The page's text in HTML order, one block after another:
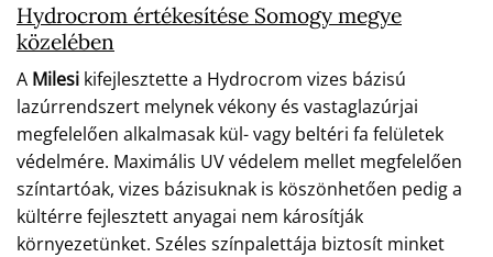
Hydrocrom értékesítése Somogy megye
közelében
A Milesi kifejlesztette a Hydrocrom vizes bázisú
lazúrrendszert melynek vékony és vastaglazúrjai
megfelelően alkalmasak kül- vagy beltéri fa felületek
védelmére. Maximális UV védelem mellet megfelelően
színtartóak, vizes bázisuknak is köszönhetően pedig a
kültérre fejlesztett anyagai nem károsítják
környezetünket. Széles színpalettája biztosít minket